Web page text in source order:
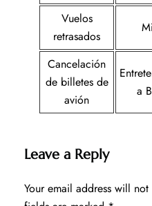
Vuelos
retrasados
Cancelación
de billetes de
avión
a
Leave a Reply
Your email address will